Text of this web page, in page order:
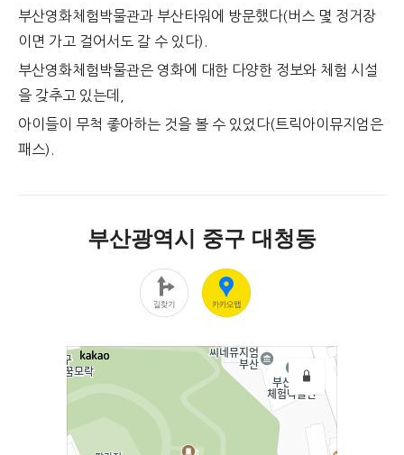
부산영화체험박물관과 부산타워에 방문했다(버스 몇 정거장
이면 가고 걸어서도 갈 수 있다).
부산영화체험박물관은 영화에 대한 다양한 정보와 체험 시설
을 갖추고 있는데,
아이들이 무척 좋아하는 것을 볼 수 있었다(트릭아이뮤지엄은
패스).